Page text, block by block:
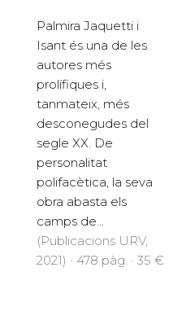
Palmira Jaquetti i
Isant és una de les
autores més
prolífiques i,
tanmateix, més
desconegudes del
segle XX. De
personalitat
polifacètica, la seva
obra abasta els
camps de...
(Publicacions URV,
2021) · 478 pàg. · 35 €